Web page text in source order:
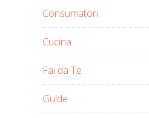
Consumatori
Cucina
Fai da Te
Guide